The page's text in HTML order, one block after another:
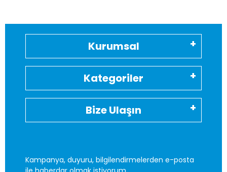
Kurumsal
Kategoriler
Bize Ulaşın
Kampanya, duyuru, bilgilendirmelerden e-posta